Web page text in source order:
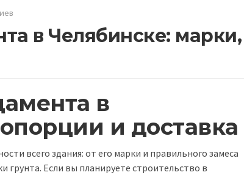
в Челябинске: марки,
в
и доставка
всего здания: от его марки и правильного замеса
грунта. Если вы планируете строительство в